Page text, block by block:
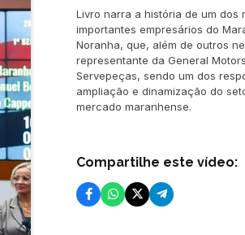
Livro narra a história de um dos
importantes empresários do
Noranha, que, além de outros
representante da General
Servepeças, sendo um dos
ampliação e dinamização do
mercado maranhense.
Compartilhe este vídeo: